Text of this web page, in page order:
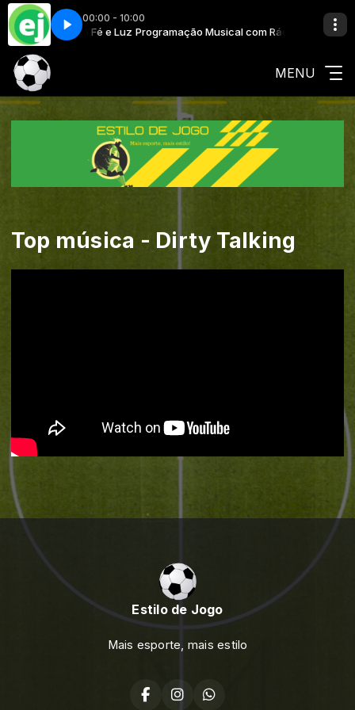
00:00 - 10:00
com Rádio Fé e Luz Programação Musical com Rádio Fé e Luz
Ciaka - Runaway
MENU
Top música - Dirty Talking
Estilo de Jogo
Mais esporte, mais estilo